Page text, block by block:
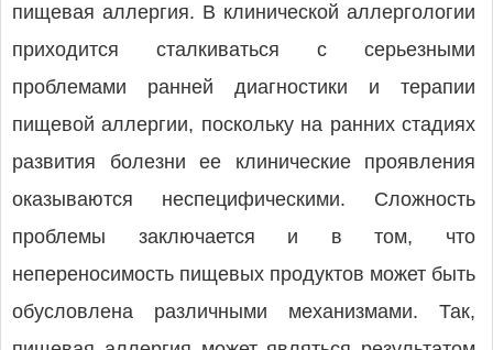
пищевая аллергия. В клинической аллергологии
приходится сталкиваться с серьезными
проблемами ранней диагностики и терапии
пищевой аллергии, поскольку на ранних стадиях
развития болезни ее клинические проявления
оказываются неспецифическими. Сложность
проблемы заключается и в том, что
непереносимость пищевых продуктов может быть
обусловлена различными механизмами. Так,